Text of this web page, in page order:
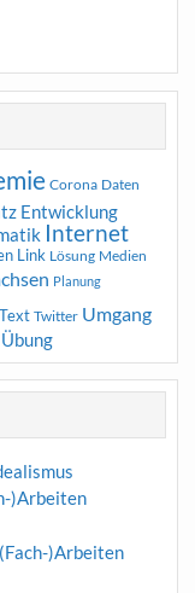
Corona Daten
Entwicklung
Internet
Link Lösung Medien
Planung
Text Twitter Umgang
Übung
)Arbeiten
)Arbeiten